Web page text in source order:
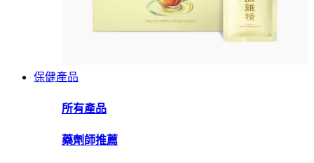
保健產品
所有產品
藥劑師推薦